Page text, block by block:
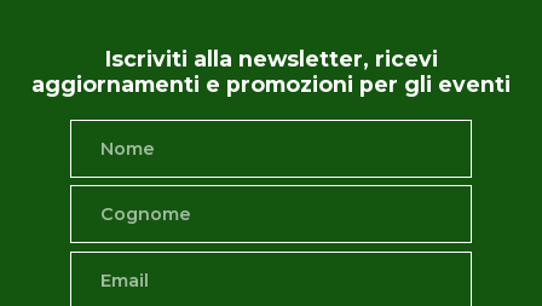
Iscriviti alla newsletter, ricevi
aggiornamenti e promozioni per gli eventi